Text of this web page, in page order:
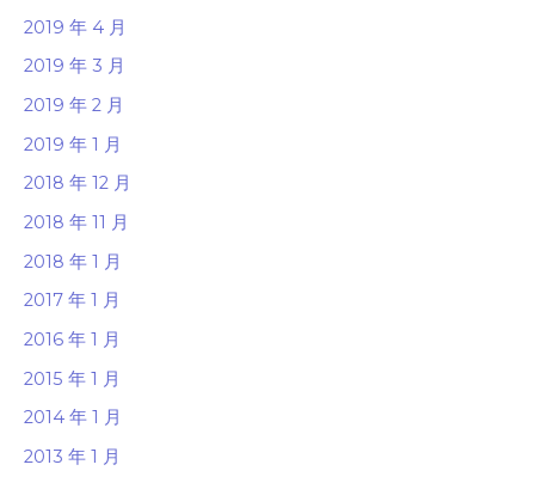
2019 年 4 月
2019 年 3 月
2019 年 2 月
2019 年 1 月
2018 年 12 月
2018 年 11 月
2018 年 1 月
2017 年 1 月
2016 年 1 月
2015 年 1 月
2014 年 1 月
2013 年 1 月